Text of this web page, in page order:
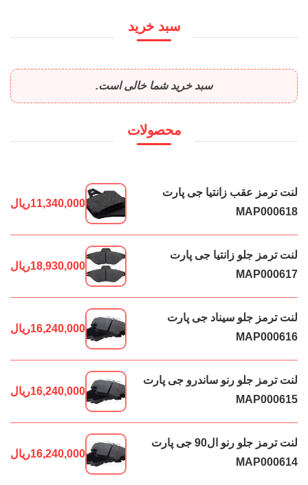
سبد خرید
سبد خرید شما خالی است.
محصولات
لنت ترمز عقب زانتیا جی پارت
MAP000618
11,340,000ریال
لنت ترمز جلو زانتیا جی پارت
MAP000617
18,930,000ریال
لنت ترمز جلو سیناد جی پارت
MAP000616
16,240,000ریال
لنت ترمز جلو رنو ساندرو جی پارت
MAP000615
16,240,000ریال
لنت ترمز جلو رنو ال90 جی پارت
MAP000614
16,240,000ریال